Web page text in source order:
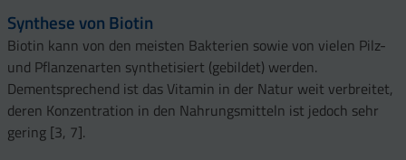
Synthese von Biotin
Biotin kann von den meisten Bakterien sowie von vielen Pilz-
und Pflanzenarten synthetisiert (gebildet) werden.
Dementsprechend ist das Vitamin in der Natur weit verbreitet,
deren Konzentration in den Nahrungsmitteln ist jedoch sehr
gering [3, 7].